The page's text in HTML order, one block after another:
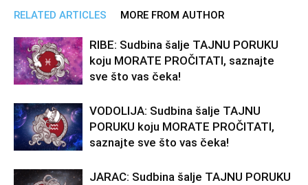
RELATED ARTICLES MORE FROM AUTHOR
RIBE: Sudbina šalje TAJNU PORUKU
koju MORATE PROČITATI, saznajte
sve što vas čeka!
VODOLIJA: Sudbina šalje TAJNU
PORUKU koju MORATE PROČITATI,
saznajte sve što vas čeka!
JARAC: Sudbina šalje TAJNU PORUKU